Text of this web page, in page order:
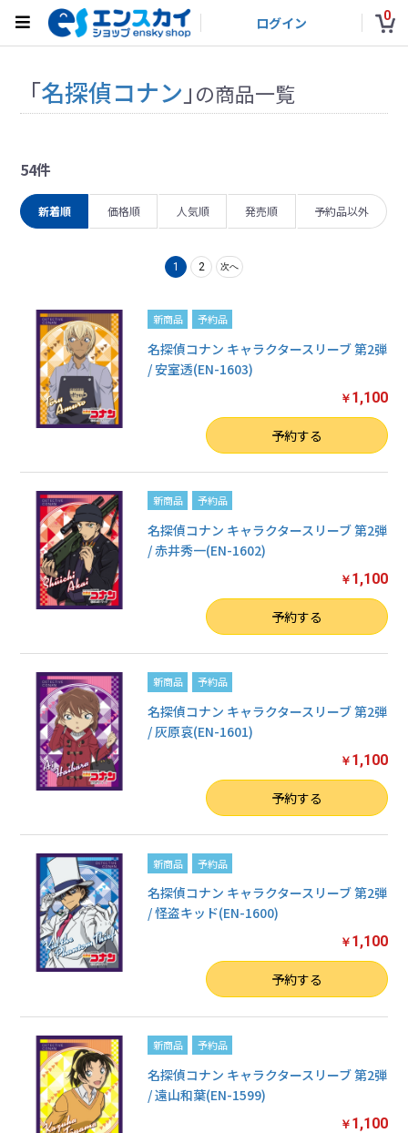
ログイン 0
「名探偵コナン 」の商品一覧
54件
新着順 価格順 人気順 発売順 予約品以外
1 2 次へ
新商品 予約品
名探偵コナン キャラクタースリーブ 第2弾
/ 安室透(EN-1603)
￥ 1,100
予約する
新商品 予約品
名探偵コナン キャラクタースリーブ 第2弾
/ 赤井秀一(EN-1602)
￥ 1,100
予約する
新商品 予約品
名探偵コナン キャラクタースリーブ 第2弾
/ 灰原哀(EN-1601)
￥ 1,100
予約する
新商品 予約品
名探偵コナン キャラクタースリーブ 第2弾
/ 怪盗キッド(EN-1600)
￥ 1,100
予約する
新商品 予約品
名探偵コナン キャラクタースリーブ 第2弾
/ 遠山和葉(EN-1599)
￥ 1,100